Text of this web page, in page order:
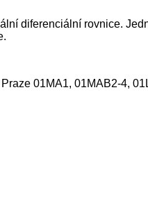
diferenciální rovnice.
01MA1, 01MAB2-4,